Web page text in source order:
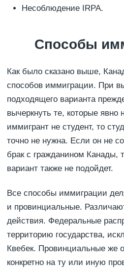
Несоблюдение IRPA.
Способы
Как было сказано выше,
способов иммиграции. При
подходящего варианта
вычеркнуть те, которые явно
иммигрант не студент, то
точно не нужна. Если он не
брак с гражданином Канады,
вариант также не подойдет.
Все способы иммиграции
и провинциальные.
действия. Федеральные
территорию государства,
Квебек. Провинциальные же
конкретно на ту или иную